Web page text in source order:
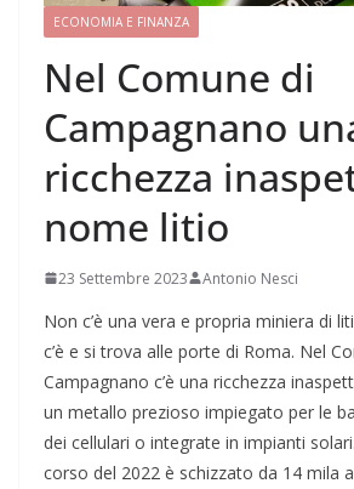
ECONOMIA E FINANZA
Nel Comune di
Campagnano
ricchezza
nome litio
23 Settembre 2023 Antonio Nesci
Non c’è una vera e propria miniera di
c’è e si trova alle porte di Roma. Nel
Campagnano c’è una ricchezza
un metallo prezioso impiegato per le
dei cellulari o integrate in impianti
corso del 2022 è schizzato da 14 mila